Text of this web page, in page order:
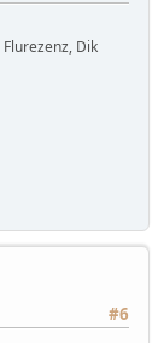
Dik
#6